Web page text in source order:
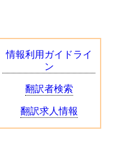
情報利用ガイドライ
ン
翻訳者検索
翻訳求人情報